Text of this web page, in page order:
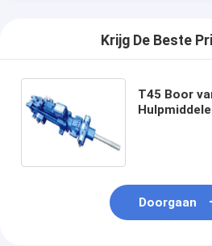
Krijg De Beste
T45 Boor
Doorgaan